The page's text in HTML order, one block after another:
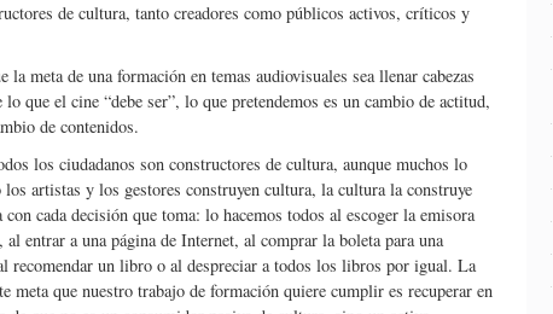
de cultura, tanto creadores como públicos activos, críticos y
la meta de una formación en temas audiovisuales sea llenar cabezas
lo que el cine “debe ser”, lo que pretendemos es un cambio de actitud,
de contenidos.
los ciudadanos son constructores de cultura, aunque muchos lo
artistas y los gestores construyen cultura, la cultura la construye
con cada decisión que toma: lo hacemos todos al escoger la emisora
al entrar a una página de Internet, al comprar la boleta para una
recomendar un libro o al despreciar a todos los libros por igual. La
meta que nuestro trabajo de formación quiere cumplir es recuperar en